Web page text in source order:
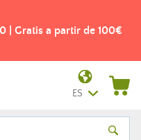
| Gratis a partir de 100€
ES